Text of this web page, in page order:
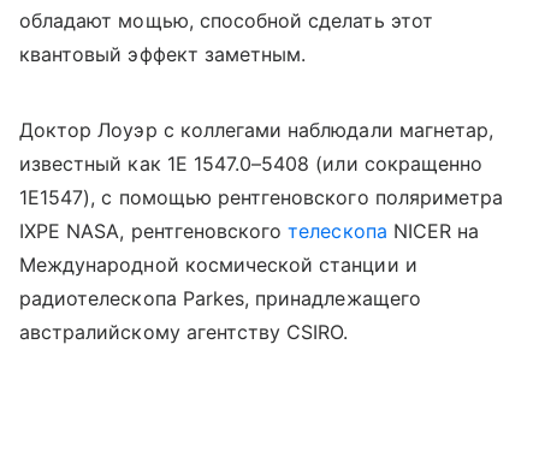
обладают мощью, способной сделать этот
квантовый эффект заметным.
Доктор Лоуэр с коллегами наблюдали магнетар,
известный как 1E 1547.0–5408 (или сокращенно
1E1547), с помощью рентгеновского поляриметра
IXPE NASA, рентгеновскоготелескопа NICER на
Международной космической станции и
радиотелескопа Parkes, принадлежащего
австралийскому агентству CSIRO.